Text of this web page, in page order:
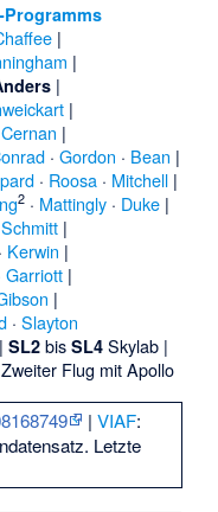
|
|
|
|
Cernan |
· Gordon · Bean |
· Roosa· Mitchell|
2· Mattingly· Duke|
Schmitt|
· Kerwin |
Garriott |
|
· Slayton
SL2 bis SL4 Skylab |
Flug mit Apollo
|VIAF:
Letzte